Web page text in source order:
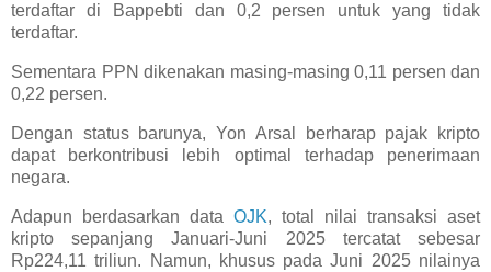
terdaftar di Bappebti dan 0,2 persen untuk yang tidak
terdaftar.
Sementara PPN dikenakan masing-masing 0,11 persen dan
0,22 persen.
Dengan status barunya, Yon Arsal berharap pajak kripto
dapat berkontribusi lebih optimal terhadap penerimaan
negara.
Adapun berdasarkan data OJK, total nilai transaksi aset
kripto sepanjang Januari-Juni 2025 tercatat sebesar
Rp224,11 triliun. Namun, khusus pada Juni 2025 nilainya